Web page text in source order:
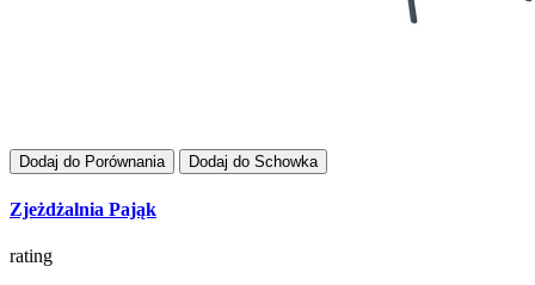
Dodaj do Porównania Dodaj do Schowka
Zjeżdżalnia Pająk
rating